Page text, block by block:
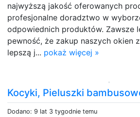
najwyższą jakość oferowanych
profesjonalne doradztwo w
odpowiednich produktów. Zawsze
pewność, że zakup naszych okien
lepszą j... pokaż więcej »
Kocyki, Pieluszki
Dodano: 9 lat 3 tygodnie temu